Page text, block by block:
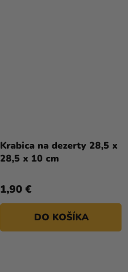
Krabica na dezerty 28,5 x
28,5 x 10 cm
1,90 €
DO KOŠÍKA